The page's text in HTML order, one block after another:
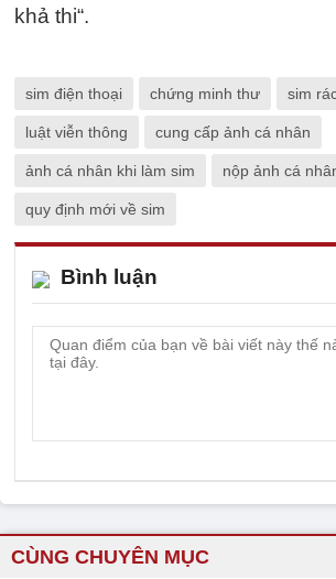
khả thi“.
sim điện thoại chứng minh thư sim
luật viễn thông cung cấp ảnh cá nhân
ảnh cá nhân khi làm sim nộp ảnh cá
quy định mới về sim
Bình luận
CÙNG CHUYÊN MỤC